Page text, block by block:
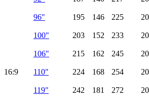
16:9
96" 195 146 225
100" 203 152 233
106" 215 162 245
110" 224 168 254
119" 242 181 272